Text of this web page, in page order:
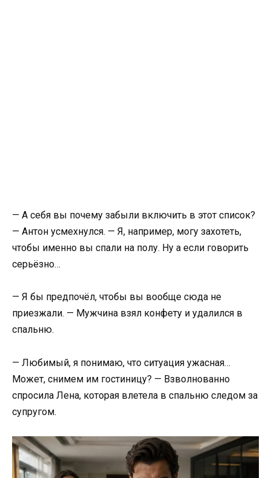
— А себя вы почему забыли включить в этот список?
— Антон усмехнулся. — Я, например, могу захотеть,
чтобы именно вы спали на полу. Ну а если говорить
серьёзно…
— Я бы предпочёл, чтобы вы вообще сюда не
приезжали. — Мужчина взял конфету и удалился в
спальню.
— Любимый, я понимаю, что ситуация ужасная…
Может, снимем им гостиницу? — Взволнованно
спросила Лена, которая влетела в спальню следом за
супругом.